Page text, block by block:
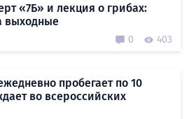
«7Б» и лекция о грибах:
выходные
0 403
пробегает по 10
во всероссийских